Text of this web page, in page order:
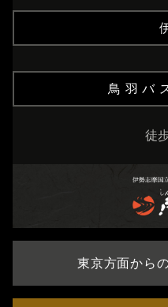
鳥羽バ
徒
東京方面から